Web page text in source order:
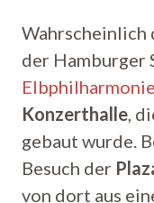
Wahrscheinlich
der Hamburger
Elbphilharmonie
Konzerthalle ,
gebaut wurde.
Besuch der
von dort aus